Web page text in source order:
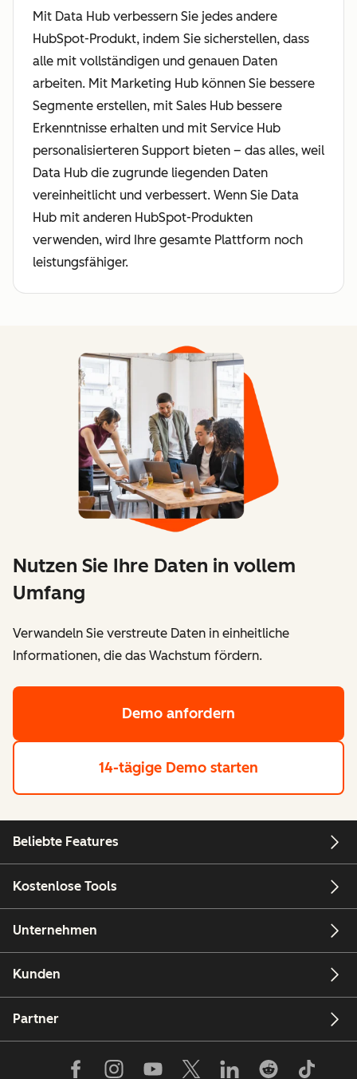
Mit Data Hub verbessern Sie jedes andere
HubSpot-Produkt, indem Sie sicherstellen, dass
alle mit vollständigen und genauen Daten
arbeiten. Mit Marketing Hub können Sie bessere
Segmente erstellen, mit Sales Hub bessere
Erkenntnisse erhalten und mit Service Hub
personalisierteren Support bieten – das alles, weil
Data Hub die zugrunde liegenden Daten
vereinheitlicht und verbessert. Wenn Sie Data
Hub mit anderen HubSpot-Produkten
verwenden, wird Ihre gesamte Plattform noch
leistungsfähiger.
Nutzen Sie Ihre Daten in vollem
Umfang
Verwandeln Sie verstreute Daten in einheitliche
Informationen, die das Wachstum fördern.
Demo anfordern
14-tägige Demo starten
Beliebte Features
Kostenlose Tools
Unternehmen
Kunden
Partner